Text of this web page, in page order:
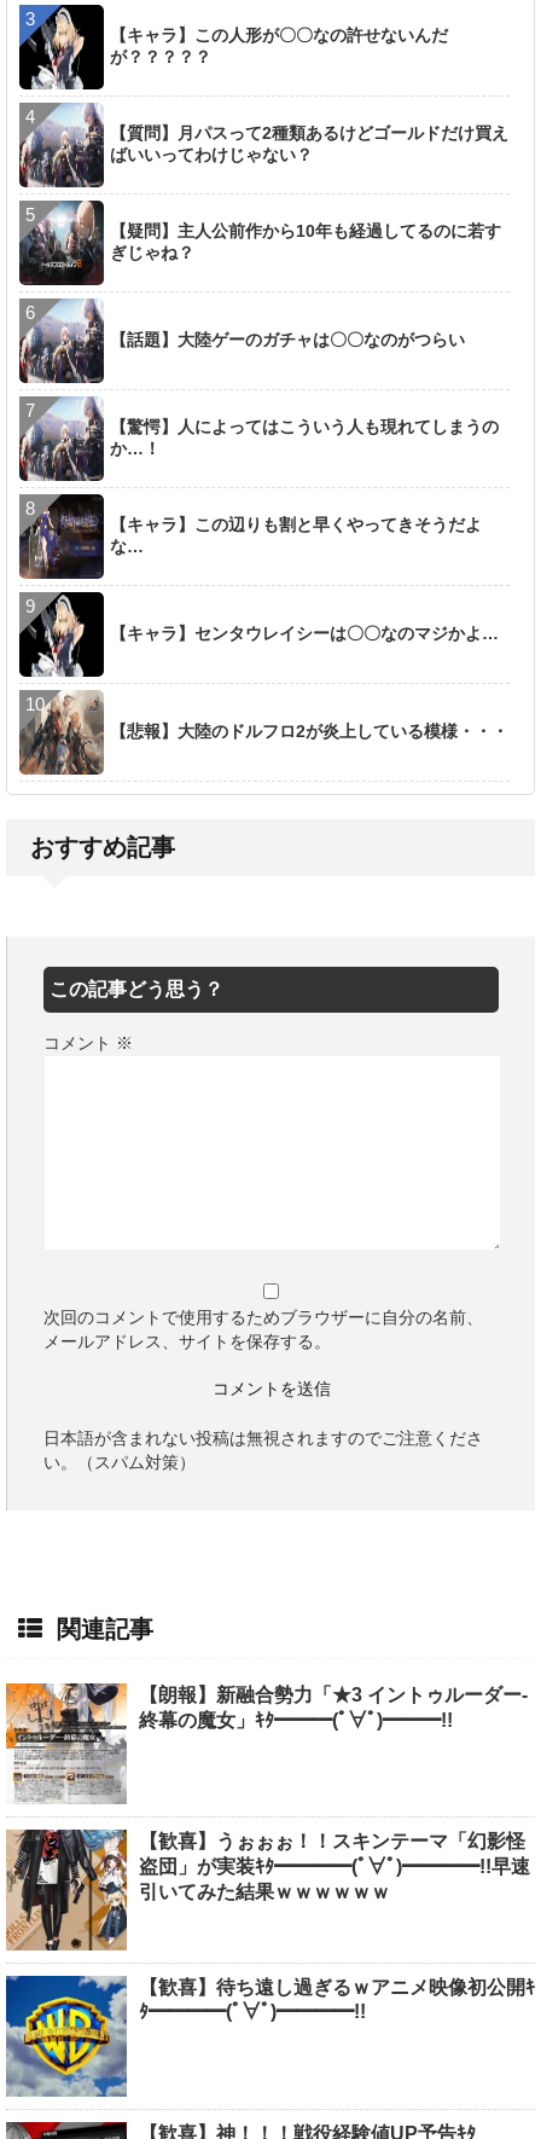
【キャラ】この人形が〇〇なの許せないんだ
が？？？？？
【質問】月パスって2種類あるけどゴールドだけ買え
ばいいってわけじゃない？
【疑問】主人公前作から10年も経過してるのに若す
ぎじゃね？
【話題】大陸ゲーのガチャは〇〇なのがつらい
【驚愕】人によってはこういう人も現れてしまうの
か…！
【キャラ】この辺りも割と早くやってきそうだよ
な…
【キャラ】センタウレイシーは〇〇なのマジかよ…
【悲報】大陸のドルフロ2が炎上している模様・・・
おすすめ記事
この記事どう思う？
コメント ※
次回のコメントで使用するためブラウザーに自分の名前、
メールアドレス、サイトを保存する。
日本語が含まれない投稿は無視されますのでご注意くださ
い。（スパム対策）
関連記事
【朗報】新融合勢力「★3 イントゥルーダー-
終幕の魔女」ｷﾀ━━━(ﾟ∀ﾟ)━━━!!
【歓喜】うぉぉぉ！！スキンテーマ「幻影怪
盗団」が実装ｷﾀ━━━━(ﾟ∀ﾟ)━━━━!!早速
引いてみた結果ｗｗｗｗｗｗ
【歓喜】待ち遠し過ぎるｗアニメ映像初公開ｷ
ﾀ━━━━(ﾟ∀ﾟ)━━━━!!
【歓喜】神！！！戦役経験値UP予告ｷﾀ